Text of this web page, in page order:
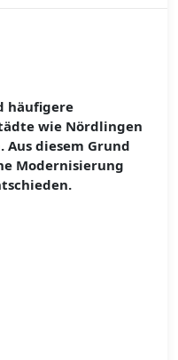
häufigere
wie Nördlingen
diesem Grund
Modernisierung